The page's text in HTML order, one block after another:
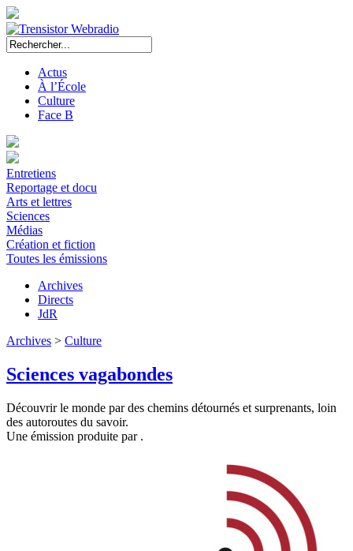
Actus
À l’École
Culture
Face B
Entretiens
Reportage et docu
Arts et lettres
Sciences
Médias
Création et fiction
Toutes les émissions
Archives
Directs
JdR
Archives > Culture
Sciences vagabondes
Découvrir le monde par des chemins détournés et surprenants, loin
des autoroutes du savoir.
Une émission produite par .